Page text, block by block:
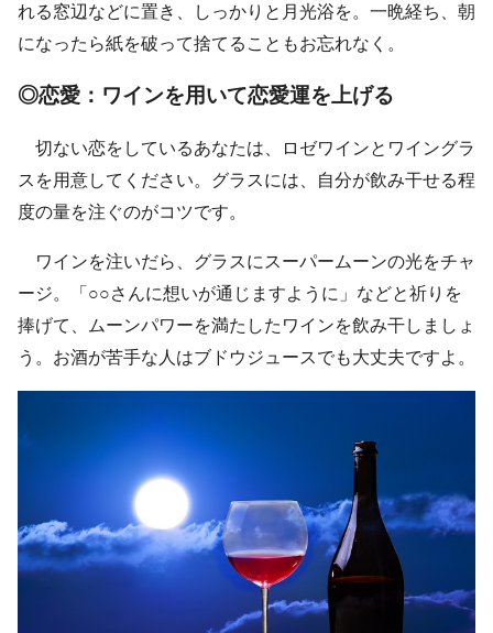
れる窓辺などに置き、しっかりと月光浴を。一晩経ち、朝
になったら紙を破って捨てることもお忘れなく。
◎恋愛：ワインを用いて恋愛運を上げる
切ない恋をしているあなたは、ロゼワインとワイングラ
スを用意してください。グラスには、自分が飲み干せる程
度の量を注ぐのがコツです。
ワインを注いだら、グラスにスーパームーンの光をチャ
ージ。「○○さんに想いが通じますように」などと祈りを
捧げて、ムーンパワーを満たしたワインを飲み干しましょ
う。お酒が苦手な人はブドウジュースでも大丈夫ですよ。